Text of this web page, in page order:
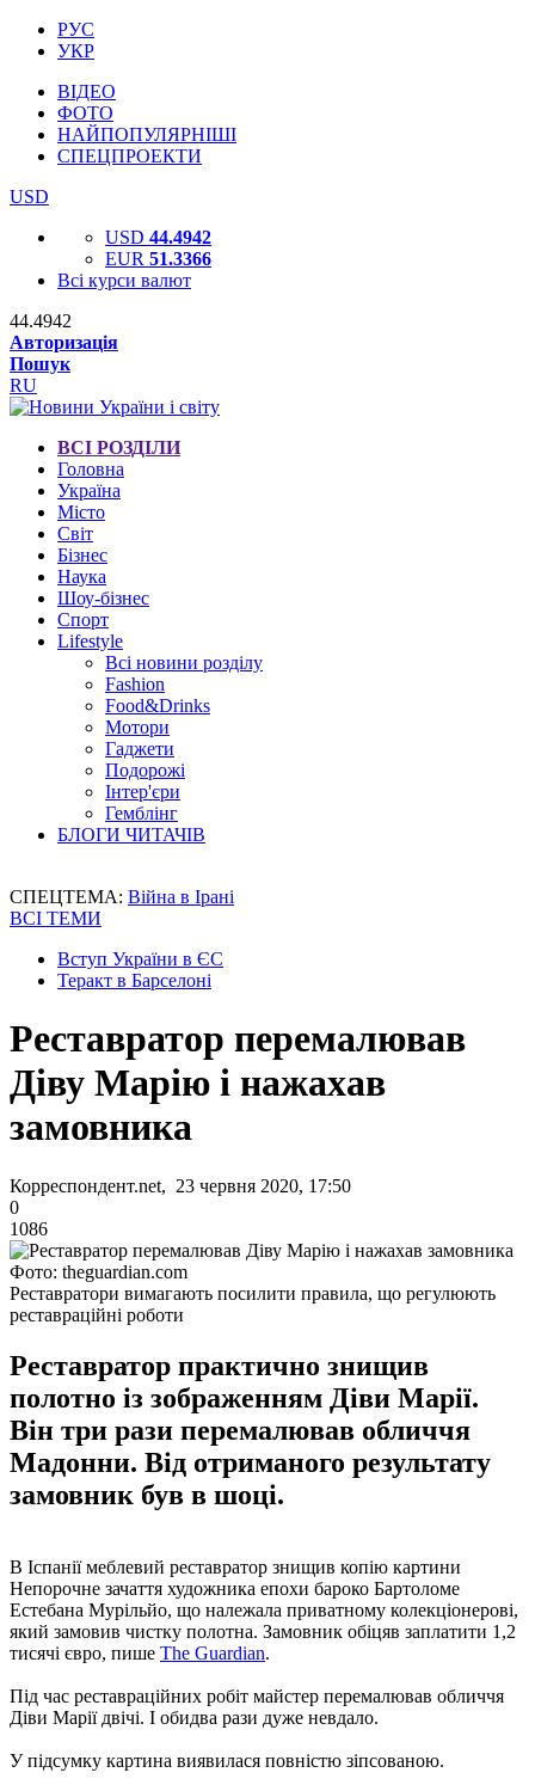
РУС
УКР
ВІДЕО
ФОТО
НАЙПОПУЛЯРНІШІ
СПЕЦПРОЕКТИ
USD
USD 44.4942
EUR 51.3366
Всі курси валют
44.4942
Авторизація
Пошук
RU
ВСІ РОЗДІЛИ
Головна
Україна
Місто
Світ
Бізнес
Наука
Шоу-бізнес
Спорт
Lifestyle
Всі новини розділу
Fashion
Food&Drinks
Мотори
Гаджети
Подорожі
Інтер'єри
Гемблінг
БЛОГИ ЧИТАЧІВ
СПЕЦТЕМА: Війна в Ірані
ВСІ ТЕМИ
Вступ України в ЄС
Теракт в Барселоні
Реставратор перемалював
Діву Марію і нажахав
замовника
Корреспондент.net, 23 червня 2020, 17:50
0
1086
Фото: theguardian.com
Реставратори вимагають посилити правила, що регулюють
реставраційні роботи
Реставратор практично знищив
полотно із зображенням Діви Марії.
Він три рази перемалював обличчя
Мадонни. Від отриманого результату
замовник був в шоці.
В Іспанії меблевий реставратор знищив копію картини
Непорочне зачаття художника епохи бароко Бартоломе
Естебана Мурільйо, що належала приватному колекціонерові,
який замовив чистку полотна. Замовник обіцяв заплатити 1,2
тисячі євро, пише The Guardian.
Під час реставраційних робіт майстер перемалював обличчя
Діви Марії двічі. І обидва рази дуже невдало.
У підсумку картина виявилася повністю зіпсованою.